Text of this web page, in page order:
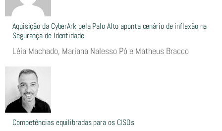
Aquisição da CyberArk pela Palo Alto aponta cenário de inflexão na
Segurança de Identidade
Léia Machado, Mariana Nalesso Pó e Matheus Bracco
Competências equilibradas para os CISOs